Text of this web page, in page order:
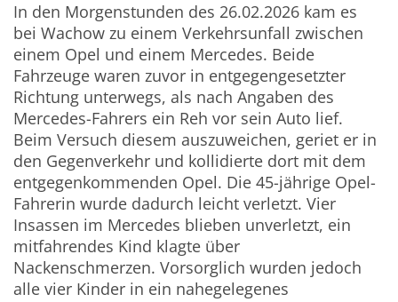
In den Morgenstunden des 26.02.2026 kam es
bei Wachow zu einem Verkehrsunfall zwischen
einem Opel und einem Mercedes. Beide
Fahrzeuge waren zuvor in entgegengesetzter
Richtung unterwegs, als nach Angaben des
Mercedes-Fahrers ein Reh vor sein Auto lief.
Beim Versuch diesem auszuweichen, geriet er in
den Gegenverkehr und kollidierte dort mit dem
entgegenkommenden Opel. Die 45-jährige Opel-
Fahrerin wurde dadurch leicht verletzt. Vier
Insassen im Mercedes blieben unverletzt, ein
mitfahrendes Kind klagte über
Nackenschmerzen. Vorsorglich wurden jedoch
alle vier Kinder in ein nahegelegenes